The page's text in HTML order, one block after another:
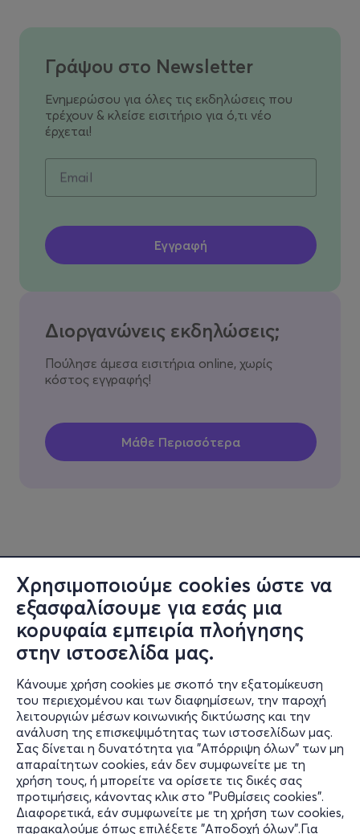
Χρησιμοποιούμε cookies ώστε να
εξασφαλίσουμε για εσάς μια
κορυφαία εμπειρία πλοήγησης
στην ιστοσελίδα μας.
Κάνουμε χρήση cookies με σκοπό την εξατομίκευση
του περιεχομένου και των διαφημίσεων, την παροχή
λειτουργιών μέσων κοινωνικής δικτύωσης και την
ανάλυση της επισκεψιμότητας των ιστοσελίδων μας.
Σας δίνεται η δυνατότητα για "Απόρριψη όλων" των μη
απαραίτητων cookies, εάν δεν συμφωνείτε με τη
χρήση τους, ή μπορείτε να ορίσετε τις δικές σας
προτιμήσεις, κάνοντας κλικ στο "Ρυθμίσεις cookies".
Διαφορετικά, εάν συμφωνείτε με τη χρήση των cookies,
παρακαλούμε όπως επιλέξετε "Αποδοχή όλων".Για
Γράψου στο Newsletter
Ενημερώσου για όλες τις εκδηλώσεις που
τρέχουν & κλείσε εισιτήριο για ό,τι νέο
έρχεται!
Email
Διοργανώνεις εκδηλώσεις;
Πούλησε άμεσα εισιτήρια online, χωρίς
κόστος εγγραφής!
Πληροφορίες
Υποστήριξη
Stay Connected